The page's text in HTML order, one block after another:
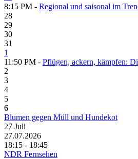
8:15 PM - Regional und saisonal im
28
29
30
31
1
11:50 PM - Pflügen, ackern, kämpfen:
2
3
4
5
6
Blumen gegen Müll und Hundekot
27 Juli
27.07.2026
18:15 - 18:45
NDR Fernsehen